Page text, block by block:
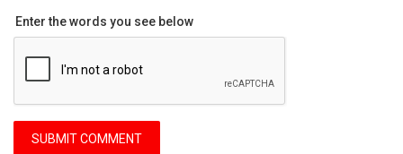
Enter the words you see below